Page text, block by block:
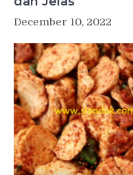
December 10, 2022